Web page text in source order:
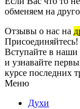
обменяем на
Отзывы о нас на
Присоединяйтесь!
Вступайте в
и узнавайте
курсе последних
Меню
Духи